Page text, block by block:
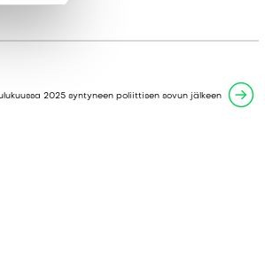
2025 syntyneen poliittisen sovun jälkeen